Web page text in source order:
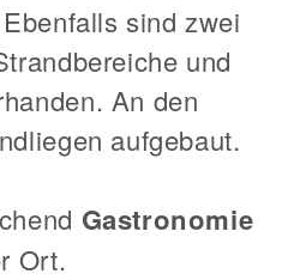
sind zwei
und
An den
aufgebaut.
Gastronomie
Ort.